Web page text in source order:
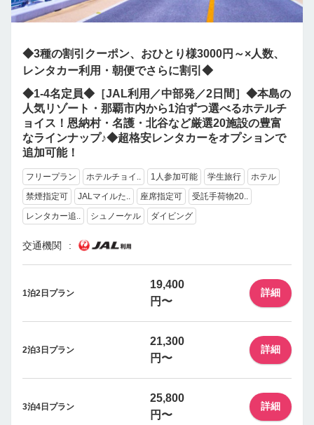
◆3種の割引クーポン、おひとり様3000円～×人数、
レンタカー利用・朝便でさらに割引◆
◆1-4名定員◆［JAL利用／中部発／2日間］◆本島の
人気リゾート・那覇市内から1泊ずつ選べるホテルチ
ョイス！恩納村・名護・北谷など厳選20施設の豊富
なラインナップ♪◆超格安レンタカーをオプションで
追加可能！
フリープラン ホテルチョイ.. 1人参加可能 学生旅行
ホテル
禁煙指定可
JALマイルた.. 座席指定可
受託手荷物20..
レンタカー追..
シュノーケル ダイビング
交通機関
1泊2日プラン
19,400
円〜
詳細
2泊3日プラン
21,300
円〜
詳細
3泊4日プラン
25,800
円〜
詳細